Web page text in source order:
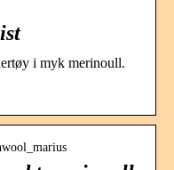
i myk merinoull.